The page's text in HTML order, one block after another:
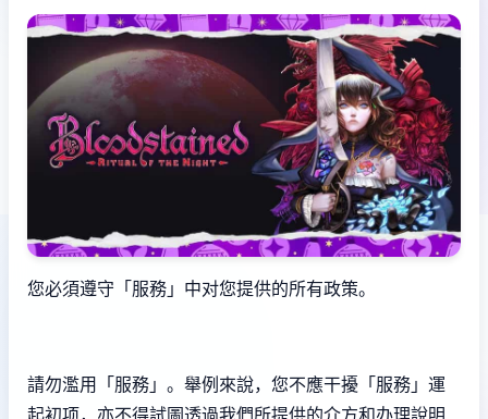
您必須遵守「服務」中对您提供的所有政策。
請勿濫用「服務」。舉例來說，您不應干擾「服務」運